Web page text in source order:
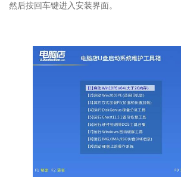
然后按回车键进入安装界面。